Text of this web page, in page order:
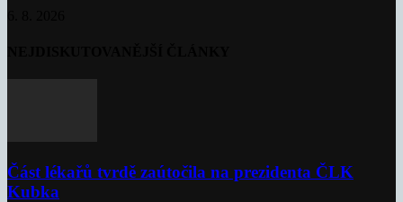
Část lékařů tvrdě zaútočila na prezidenta ČLK
Kubka